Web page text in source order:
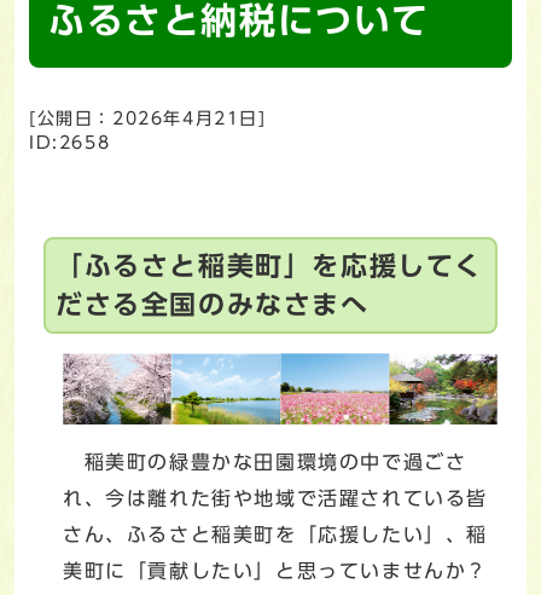
ふるさと納税について
[公開日： 2026年4月21日 ]
ID:2658
「ふるさと稲美町」を応援してく
ださる全国のみなさまへ
稲美町の緑豊かな田園環境の中で過ごさ
れ、今は離れた街や地域で活躍されている皆
さん、ふるさと稲美町を「応援したい」、稲
美町に「貢献したい」と思っていませんか？